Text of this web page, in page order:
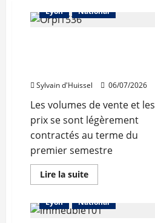
Lyon
National
Sylvain d'Huissel 06/07/2026
Les volumes de vente et les
prix se sont légèrement
contractés au terme du
premier semestre
Lire la suiteEn
savoir
Légère
contraction
Financement
L'actualité du neuf
Les prix
Les taux
Lyon
National